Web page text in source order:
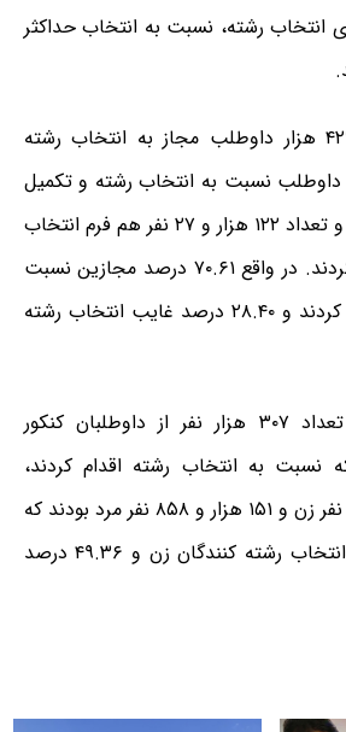
رشته، نسبت به انتخاب حداکثر
وی افزود: از تعداد ۴۲۹ هزار داوطلب مجاز به انتخاب رشته
تعداد ۳۰۷ هزار و ۶۶۱ داوطلب نسبت به انتخاب رشته و تکمیل
فرم مذکور اقدام کردند و تعداد ۱۲۲ هزار و ۲۷ نفر هم فرم انتخاب
رشته خود را تکمیل نکردند. در واقع ۷۰.۶۱ درصد مجازین نسبت
به انتخاب رشته اقدام کردند و ۲۸.۴۰ درصد غایب انتخاب رشته
توکلی تاکید کرد: از تعداد ۳۰۷ هزار نفر از داوطلبان کنکور
ارشد ۹۴ که نسبت به انتخاب رشته اقدام کردند،
تعداد ۱۵۵ هزار و ۸۰۳ نفر زن و ۱۵۱ هزار و ۸۵۸ نفر مرد بودند که
در واقع ۵۰.۶۴ درصد انتخاب رشته کنندگان زن و ۴۹.۳۶ درصد